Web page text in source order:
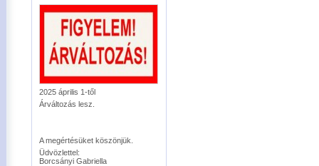
2025 április 1-től
Árváltozás lesz.
A megértésüket köszönjük.
Üdvözlettel:
Borcsányi Gabriella